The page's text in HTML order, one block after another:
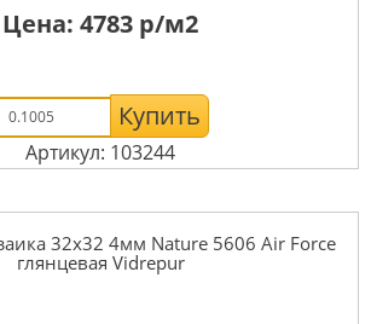
Цена: 4783 р/м2
Купить
Артикул: 103244
32x32 4мм Nature 5606 Air Force
глянцевая Vidrepur